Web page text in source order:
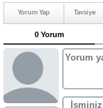
Yorum Yap Tavsiye
0 Yorum